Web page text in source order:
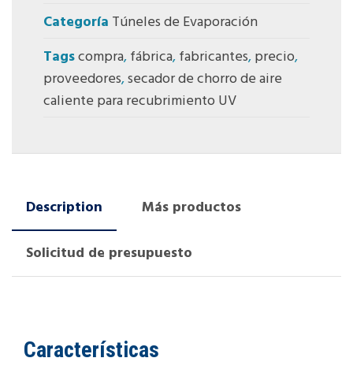
Categoría Túneles de Evaporación
Tagscompra,fábrica,fabricantes,precio,
proveedores,secador de chorro de aire
caliente para recubrimiento UV
Description
Más productos
Solicitud de presupuesto
Características